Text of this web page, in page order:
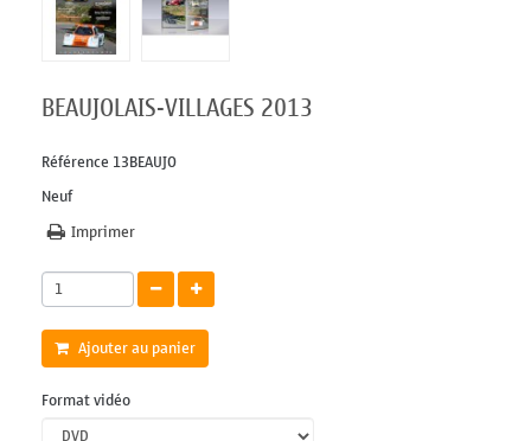
BEAUJOLAIS-VILLAGES 2013
Référence 13BEAUJO
Neuf
Imprimer
Ajouter au panier
Format vidéo